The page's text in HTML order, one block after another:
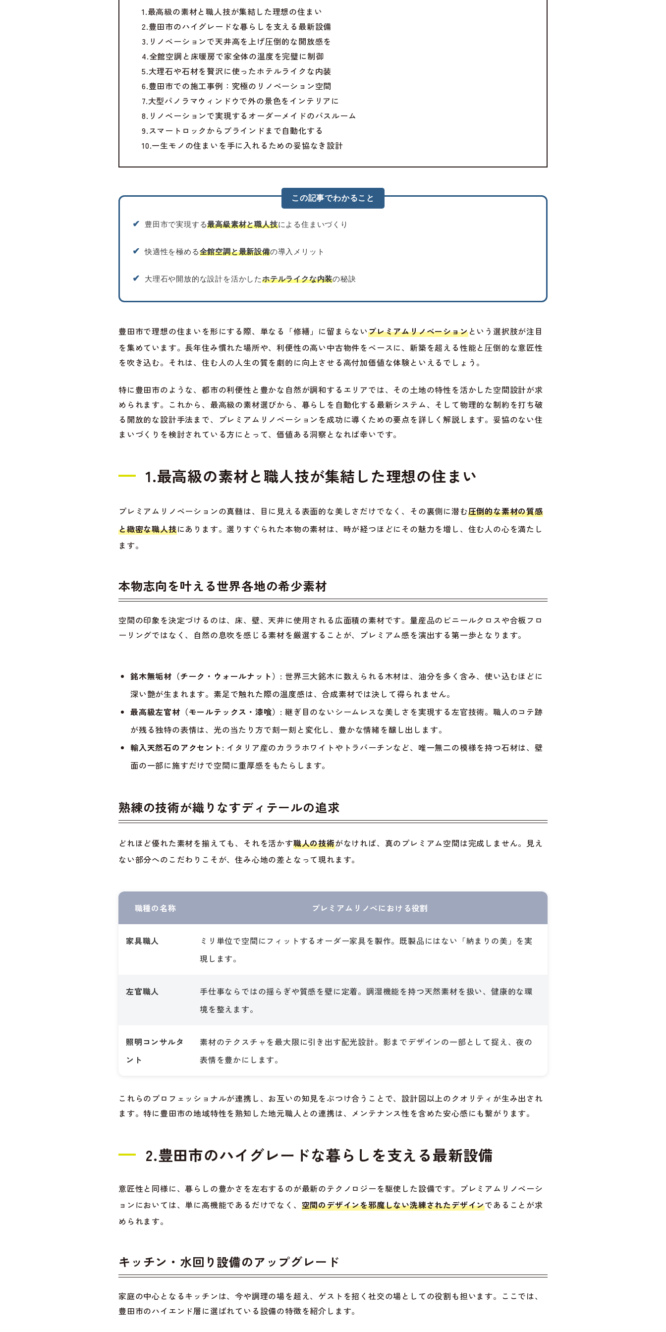
1.最高級の素材と職人技が集結した理想の住まい
2.豊田市のハイグレードな暮らしを支える最新設備
3.リノベーションで天井高を上げ圧倒的な開放感を
4.全館空調と床暖房で家全体の温度を完璧に制御
5.大理石や石材を贅沢に使ったホテルライクな内装
6.豊田市での施工事例：究極のリノベーション空間
7.大型パノラマウィンドウで外の景色をインテリアに
8.リノベーションで実現するオーダーメイドのバスルーム
9.スマートロックからブラインドまで自動化する
10.一生モノの住まいを手に入れるための妥協なき設計
この記事でわかること
✔︎ 豊田市で実現する最高級素材と職人技による住まいづくり
✔︎ 快適性を極める全館空調と最新設備の導入メリット
✔︎ 大理石や開放的な設計を活かしたホテルライクな内装の秘訣
豊田市で理想の住まいを形にする際、単なる「修繕」に留まらないプレミアムリノベーションという選択肢が注目
を集めています。長年住み慣れた場所や、利便性の高い中古物件をベースに、新築を超える性能と圧倒的な意匠性
を吹き込む。それは、住む人の人生の質を劇的に向上させる高付加価値な体験といえるでしょう。
特に豊田市のような、都市の利便性と豊かな自然が調和するエリアでは、その土地の特性を活かした空間設計が求
められます。これから、最高級の素材選びから、暮らしを自動化する最新システム、そして物理的な制約を打ち破
る開放的な設計手法まで、プレミアムリノベーションを成功に導くための要点を詳しく解説します。妥協のない住
まいづくりを検討されている方にとって、価値ある洞察となれば幸いです。
1.最高級の素材と職人技が集結した理想の住まい
プレミアムリノベーションの真髄は、目に見える表面的な美しさだけでなく、その裏側に潜む圧倒的な素材の質感
と緻密な職人技にあります。選りすぐられた本物の素材は、時が経つほどにその魅力を増し、住む人の心を満たし
ます。
本物志向を叶える世界各地の希少素材
空間の印象を決定づけるのは、床、壁、天井に使用される広面積の素材です。量産品のビニールクロスや合板フロ
ーリングではなく、自然の息吹を感じる素材を厳選することが、プレミアム感を演出する第一歩となります。
銘木無垢材（チーク・ウォールナット）: 世界三大銘木に数えられる木材は、油分を多く含み、使い込むほどに
深い艶が生まれます。素足で触れた際の温度感は、合成素材では決して得られません。
最高級左官材（モールテックス・漆喰）: 継ぎ目のないシームレスな美しさを実現する左官技術。職人のコテ跡
が残る独特の表情は、光の当たり方で刻一刻と変化し、豊かな情緒を醸し出します。
輸入天然石のアクセント: イタリア産のカララホワイトやトラバーチンなど、唯一無二の模様を持つ石材は、壁
面の一部に施すだけで空間に重厚感をもたらします。
熟練の技術が織りなすディテールの追求
どれほど優れた素材を揃えても、それを活かす職人の技術がなければ、真のプレミアム空間は完成しません。見え
ない部分へのこだわりこそが、住み心地の差となって現れます。
職種の名称 プレミアムリノベにおける役割
家具職人
ミリ単位で空間にフィットするオーダー家具を製作。既製品にはない「納まりの美」を実
現します。
左官職人
手仕事ならではの揺らぎや質感を壁に定着。調湿機能を持つ天然素材を扱い、健康的な環
境を整えます。
照明コンサルタ
ント
素材のテクスチャを最大限に引き出す配光設計。影までデザインの一部として捉え、夜の
表情を豊かにします。
これらのプロフェッショナルが連携し、お互いの知見をぶつけ合うことで、設計図以上のクオリティが生み出され
ます。特に豊田市の地域特性を熟知した地元職人との連携は、メンテナンス性を含めた安心感にも繋がります。
2.豊田市のハイグレードな暮らしを支える最新設備
意匠性と同様に、暮らしの豊かさを左右するのが最新のテクノロジーを駆使した設備です。プレミアムリノベーシ
ョンにおいては、単に高機能であるだけでなく、 空間のデザインを邪魔しない洗練されたデザインであることが求
められます。
キッチン・水回り設備のアップグレード
家庭の中心となるキッチンは、今や調理の場を超え、ゲストを招く社交の場としての役割も担います。ここでは、
豊田市のハイエンド層に選ばれている設備の特徴を紹介します。